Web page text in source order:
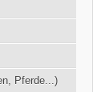
Pferde...)